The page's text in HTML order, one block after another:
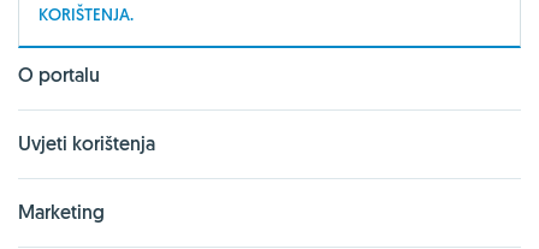
KORIŠTENJA.
O portalu
Uvjeti korištenja
Marketing